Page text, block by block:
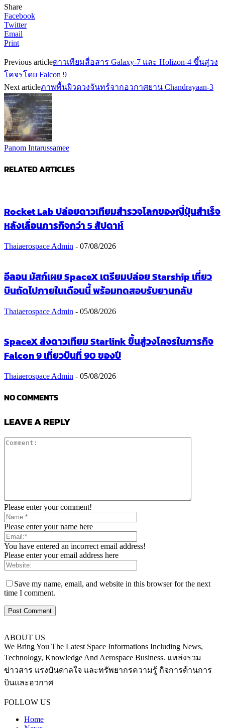
Share
Facebook
Twitter
Email
Print
Previous articleดาวเทียมสื่อสาร Galaxy-7 และ Holizon-4 ขึ้นสู่วง
โคจรโดย Falcon 9
Next articleภาพพื้นผิวดวงจันทร์จากอวกาศยาน Chandrayaan-3
Panom Intarussamee
RELATED ARTICLES
Rocket Lab ปล่อยดาวเทียมสำรวจโลกของญี่ปุ่นสำเร็จ
หลังเลื่อนภารกิจกว่า 5 สัปดาห์
Thaiaerospace Admin - 07/08/2026
อีลอน มัสก์เผย SpaceX เตรียมปล่อย Starship เที่ยว
บินถัดไปภายในเดือนนี้ พร้อมทดสอบรับยานกลับ
Thaiaerospace Admin - 05/08/2026
SpaceX ส่งดาวเทียม Starlink ขึ้นสู่วงโคจรในภารกิจ
Falcon 9 เที่ยวบินที่ 90 ของปี
Thaiaerospace Admin - 05/08/2026
NO COMMENTS
LEAVE A REPLY
Please enter your comment!
Please enter your name here
You have entered an incorrect email address!
Please enter your email address here
Save my name, email, and website in this browser for the next
time I comment.
ABOUT US
We Bring You The Latest Space Informations Including News,
Technology, Knowledge And Aerospace Business. แหล่งรวม
ข่าวสาร แรงบันดาลใจ และทรัพยากรความรู้ กิจการด้านการ
บินและอวกาศ
FOLLOW US
Home